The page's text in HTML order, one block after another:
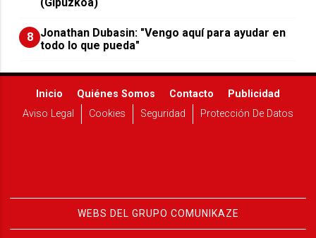
8 Jonathan Dubasin: "Vengo aquí para ayudar en
todo lo que pueda"
Inicio Quiénes Somos Contacto
Publicidad
Aviso Legal
Cookies Seguridad Protección De Datos
WEBS DEL GRUPO COMUNIKAZE